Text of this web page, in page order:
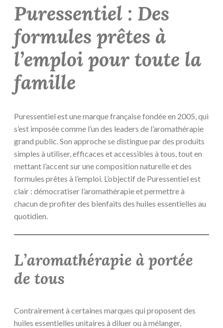
Puressentiel : Des
formules prêtes à
l’emploi pour toute la
famille
Puressentiel est une marque française fondée en 2005, qui
s’est imposée comme l’un des leaders de l’aromathérapie
grand public. Son approche se distingue par des produits
simples à utiliser, efficaces et accessibles à tous, tout en
mettant l’accent sur une composition naturelle et des
formules prêtes à l’emploi. L’objectif de Puressentiel est
clair : démocratiser l’aromathérapie et permettre à
chacun de profiter des bienfaits des huiles essentielles au
quotidien.
L’aromathérapie à portée
de tous
Contrairement à certaines marques qui proposent des
huiles essentielles unitaires à diluer ou à mélanger,